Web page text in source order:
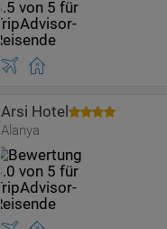
Arsi Hotel
Alanya